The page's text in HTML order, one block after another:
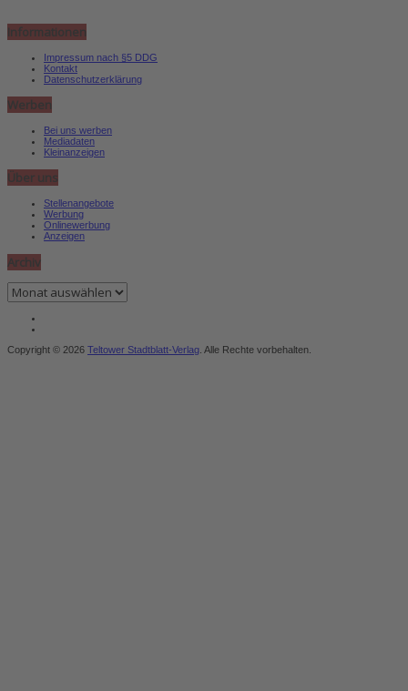
Informationen
Impressum nach §5 DDG
Kontakt
Datenschutzerklärung
Werben
Bei uns werben
Mediadaten
Kleinanzeigen
Über uns
Stellenangebote
Werbung
Onlinewerbung
Anzeigen
Archiv
Archiv
Copyright © 2026 Teltower Stadtblatt-Verlag . Alle Rechte vorbehalten.